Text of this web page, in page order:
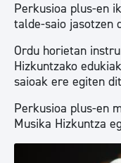
Perkusioa plus-en
talde-saio jasotzen
Ordu horietan
Hizkuntzako
saioak ere egiten
Perkusioa plus-en
Musika Hizkuntza